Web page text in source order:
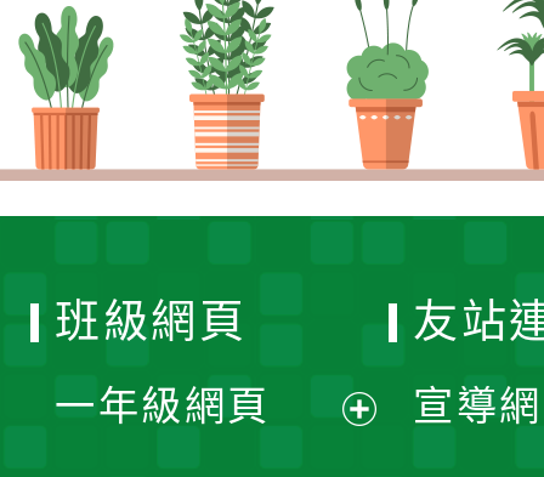
班級網頁
一年級網頁
友站
宣導